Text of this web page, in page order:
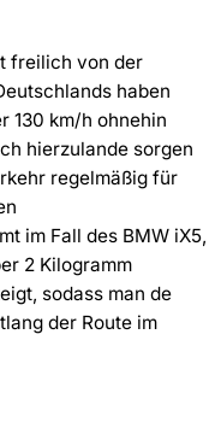
freilich von der
haben
130 km/h ohnehin
hierzulande sorgen
regelmäßig für
im Fall des BMW iX5,
2 Kilogramm
sodass man de
der Route im